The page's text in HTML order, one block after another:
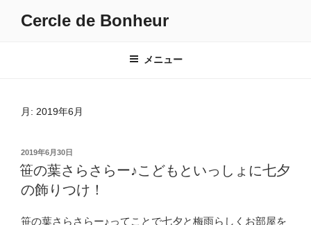
Cercle de Bonheur
メニュー
月: 2019年6月
投
稿
日:
2019年6月30日
笹の葉さらさらー♪こどもといっしょに七夕
の飾りつけ！
笹の葉さらさらー♪ってことで七夕と梅雨らしくお部屋を